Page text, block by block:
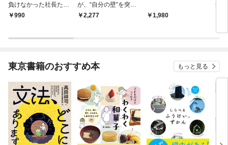
負けなかった社長たち
の物語
990
が、“自分の壁”を突破
できる
2,277 1,980
秀
東京書籍のおすすめ本 もっと見る